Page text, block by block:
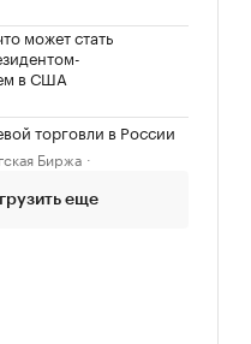
может стать
в США
торговли в России
Биржа
еще